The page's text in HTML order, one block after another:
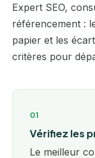
Expert SEO,
référencement :
papier et les
critères pour
01
Vérifiez les
Le meilleur